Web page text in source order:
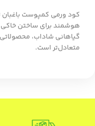
کود ورمی کمپوست
هوشمند برای ساختن خاکی
گیاهانی شاداب،
متعادل‌تر است.